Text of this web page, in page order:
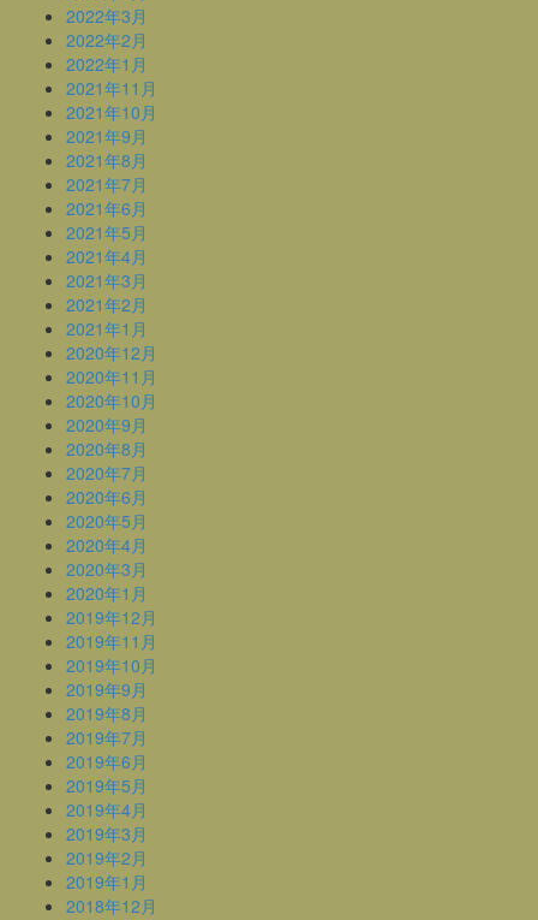
2022年3月
2022年2月
2022年1月
2021年11月
2021年10月
2021年9月
2021年8月
2021年7月
2021年6月
2021年5月
2021年4月
2021年3月
2021年2月
2021年1月
2020年12月
2020年11月
2020年10月
2020年9月
2020年8月
2020年7月
2020年6月
2020年5月
2020年4月
2020年3月
2020年1月
2019年12月
2019年11月
2019年10月
2019年9月
2019年8月
2019年7月
2019年6月
2019年5月
2019年4月
2019年3月
2019年2月
2019年1月
2018年12月